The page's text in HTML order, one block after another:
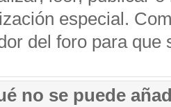
especial.
del foro para que
no se puede